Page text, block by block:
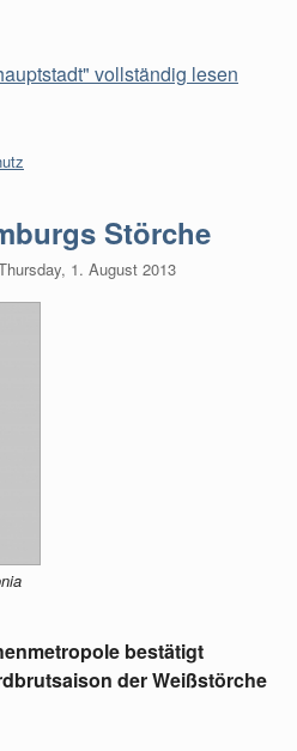
vollständig lesen
Störche
1. August 2013
bestätigt
der Weißstörche